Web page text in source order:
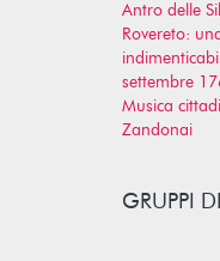
Antro delle
Rovereto:
settembre
Musica
Zandonai
GRUPPI